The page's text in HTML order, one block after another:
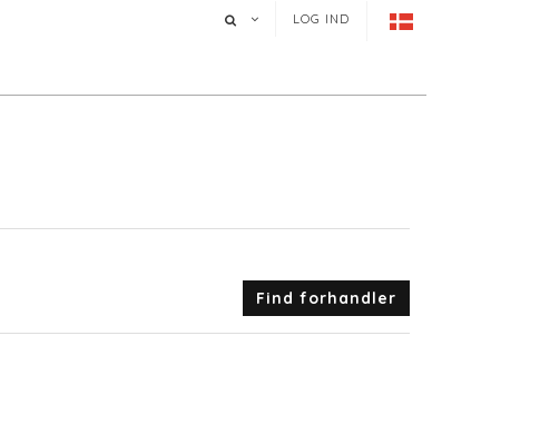
LOG IND
Find forhandler